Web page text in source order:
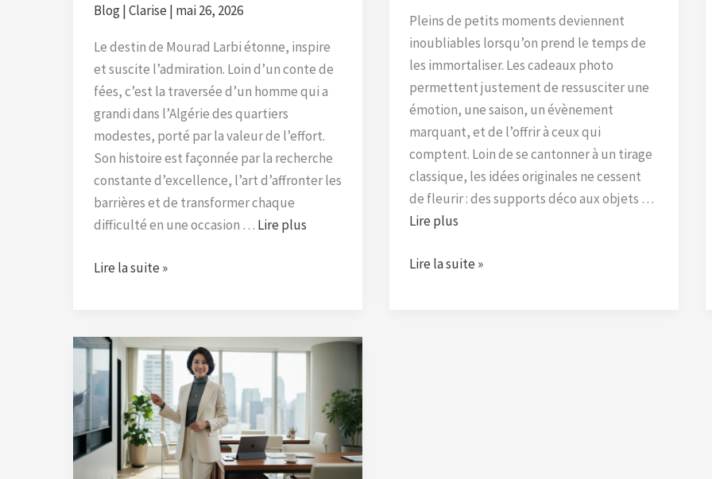
Blog|Clarise | mai 26, 2026
Le destin de Mourad Larbi étonne, inspire
et suscite l’admiration. Loin d’un conte de
fées, c’est la traversée d’un homme qui a
grandi dans l’Algérie des quartiers
modestes, porté par la valeur de l’effort.
Son histoire est façonnée par la recherche
constante d’excellence, l’art d’affronter les
barrières et de transformer chaque
difficulté en une occasion … Lire plus
Lire la suite »
Pleins de petits moments deviennent
inoubliables lorsqu’on prend le temps de
les immortaliser. Les cadeaux photo
permettent justement de ressusciter une
émotion, une saison, un évènement
marquant, et de l’offrir à ceux qui
comptent. Loin de se cantonner à un tirage
classique, les idées originales ne cessent
de fleurir : des supports déco aux objets …
Lire plus
Lire la suite »
Le
parcours
exceptionnel
de
Julie